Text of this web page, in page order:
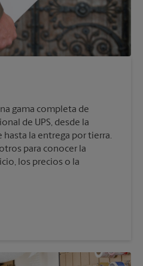
gama completa de
de UPS, desde la
hasta la entrega por tierra.
para conocer la
los precios o la